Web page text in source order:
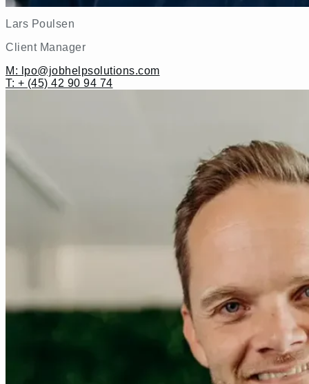
Lars Poulsen
Client Manager
M: lpo@jobhelpsolutions.com
T: + (45) 42 90 94 74